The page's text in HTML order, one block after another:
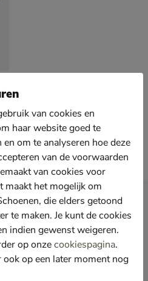
*en blijf op de hoogte van leuke
Inschrijven
van cookies en
haar website goed te
om te analyseren hoe deze
van de voorwaarden
van cookies voor
maakt het mogelijk om
die elders getoond
te maken. Je kunt de cookies
indien gewenst weigeren.
op onzecookiespagina.
op een later moment nog